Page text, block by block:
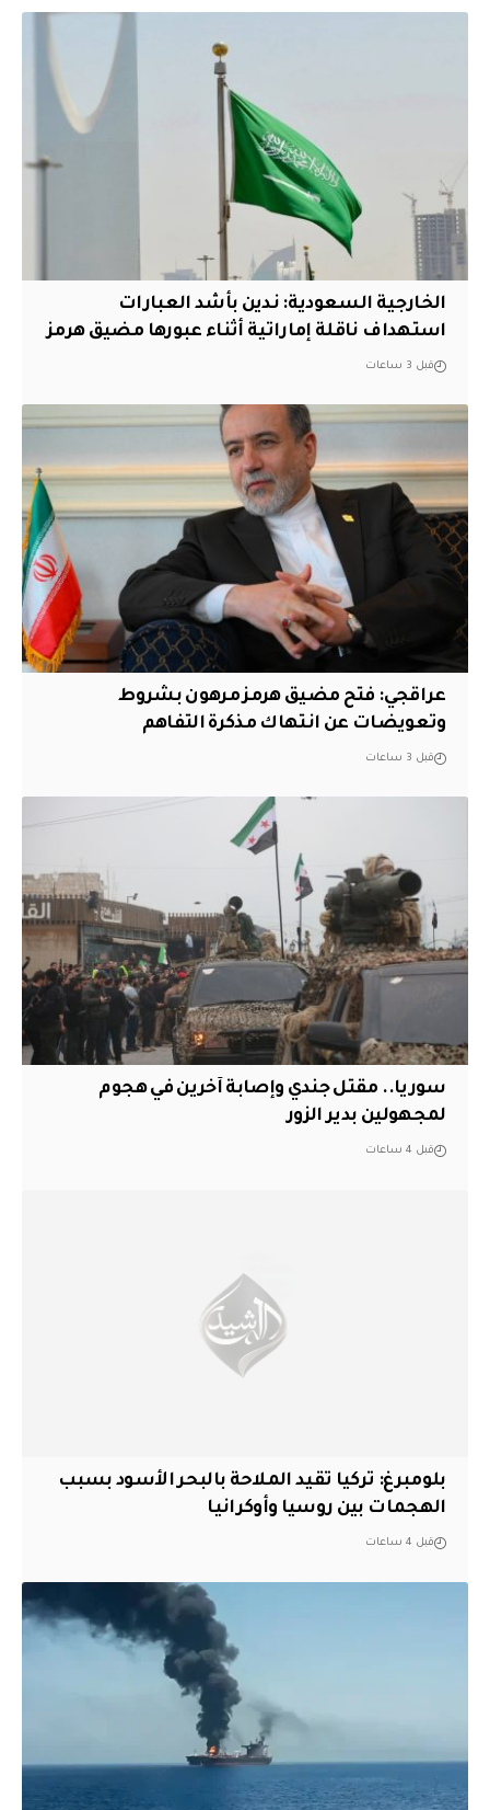
‏الخارجية السعودية: ندين بأشد العبارات
استهداف ناقلة إماراتية أثناء عبورها مضيق هرمز
قبل 3 ساعات
عراقجي: فتح مضيق هرمز مرهون بشروط
وتعويضات عن انتهاك مذكرة التفاهم
قبل 3 ساعات
سوريا.. مقتل جندي وإصابة آخرين في هجوم
لمجهولين بدير الزور
قبل 4 ساعات
بلومبرغ: تركيا تقيد الملاحة بالبحر الأسود بسبب
الهجمات بين روسيا وأوكرانيا
قبل 4 ساعات